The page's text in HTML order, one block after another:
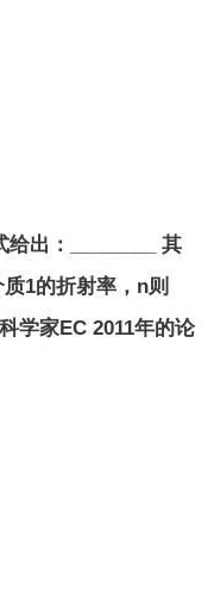
出：________ 其
质1的折射率，n则
学家EC 2011年的论